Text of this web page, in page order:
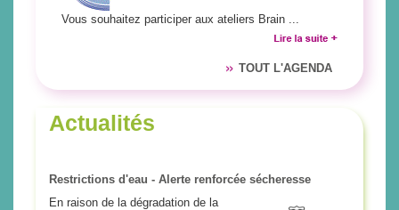
Vous souhaitez participer aux ateliers Brain ...
TOUT L'AGENDA
Actualités
Restrictions d'eau - Alerte renforcée sécheresse
En raison de la dégradation de la